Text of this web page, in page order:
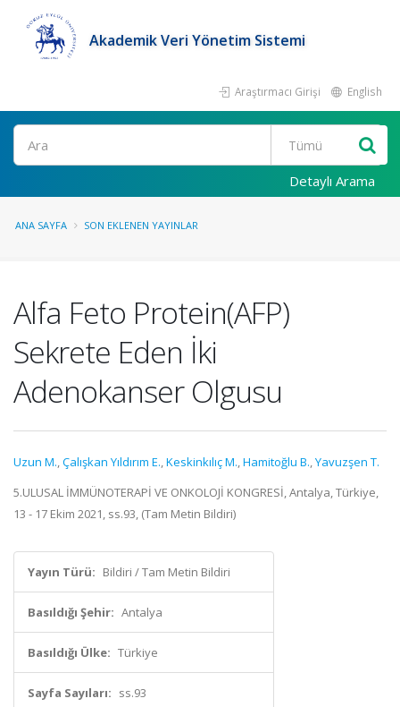
Akademik Veri Yönetim Sistemi
Araştırmacı Girişi English
Ara
Detaylı Arama
ANA SAYFA SON EKLENEN YAYINLAR
Alfa Feto Protein(AFP)
Sekrete Eden İki
Adenokanser Olgusu
Uzun M.,Çalışkan Yıldırım E.,Keskinkılıç M.,Hamitoğlu B.,Yavuzşen T.
5.ULUSAL İMMÜNOTERAPİ VE ONKOLOJİ KONGRESİ, Antalya, Türkiye,
13 - 17 Ekim 2021, ss.93, (Tam Metin Bildiri)
Yayın Türü: Bildiri / Tam Metin Bildiri
Basıldığı Şehir: Antalya
Basıldığı Ülke: Türkiye
Sayfa Sayıları: ss.93